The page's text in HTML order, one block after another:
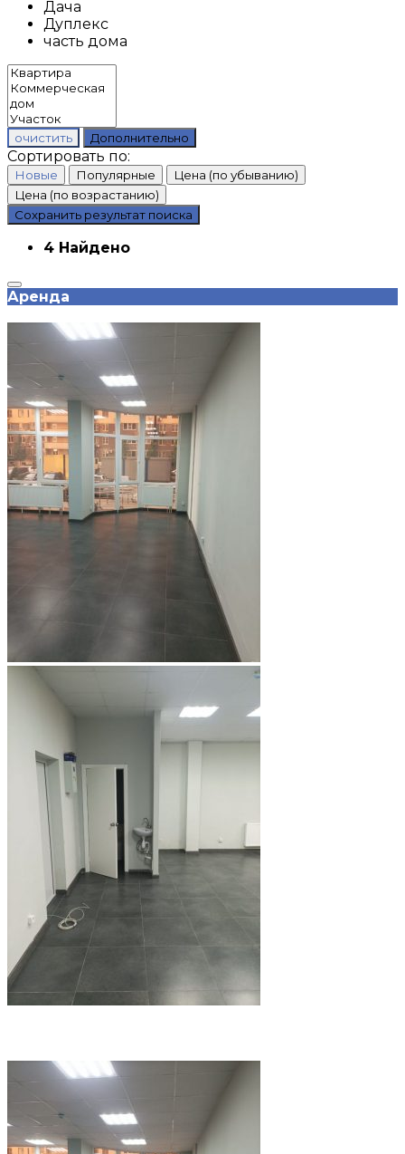
Дача
Дуплекс
часть дома
очистить Дополнительно
Сортировать по:
Новые Популярные
Цена (по убыванию)
Цена (по возрастанию)
Сохранить результат поиска
4 Найдено
Аренда